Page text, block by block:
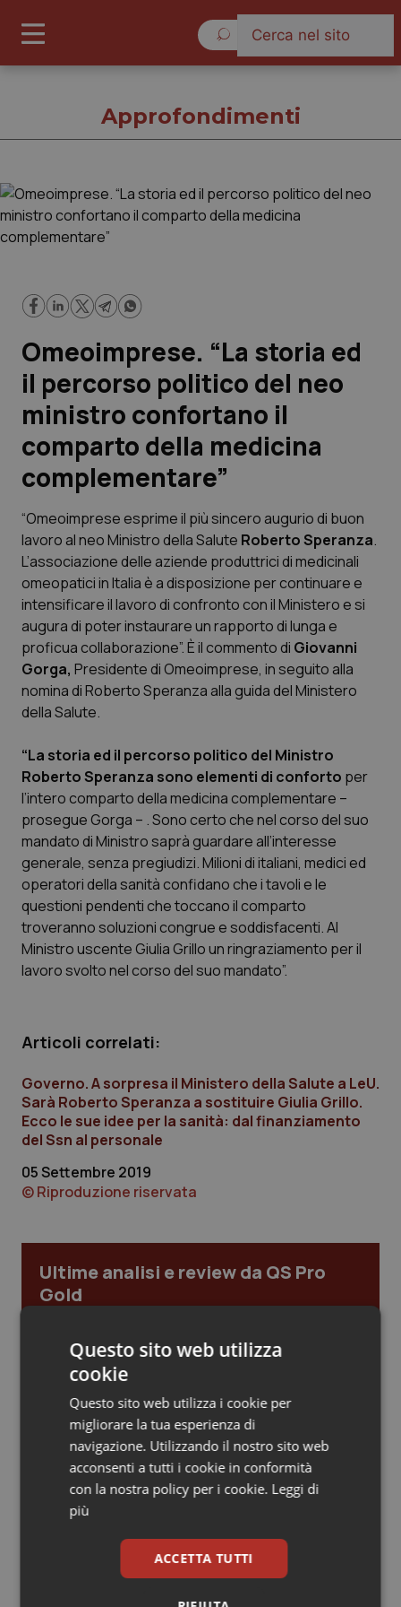
Governo e Parlamento
Regioni e Asl
Lavoro e Professioni
Scienza e Farmaci
Studi e Analisi
Lettere al direttore
Edizioni Regionali
QS Pro
Professionisti Sanitari.AI
Abruzzo
Basilicata
Calabria
Campania
Emilia-Romagna
Friuli Venezia Giulia
Liguria
Lombardia
Marche
Molise
Provincia Autonoma di Bolzano
Puglia
Sardegna
Sicilia
Toscana
QS Pro Gold
Artrite & artrosi
Asma & BPCO
Car-T
Colesterolo & coronaropatie
Dermatite Atopica
Disturbi dell’umore
Dolore
Donna & Salute
Epatiti
Infezioni & Febbre
Malattie rare
Malattia di Crohn & Rettocolite Ulcerosa
Neuroscienze & patologie neurodegenerative
Obesità
QS Club Newsletter
Approfondimenti
Omeoimprese. “La storia ed
il percorso politico del neo
ministro confortano il
comparto della medicina
complementare”
“Omeoimprese esprime il più sincero augurio di buon
lavoro al neo Ministro della Salute Roberto Speranza.
L’associazione delle aziende produttrici di medicinali
omeopatici in Italia è a disposizione per continuare e
intensificare il lavoro di confronto con il Ministero e si
augura di poter instaurare un rapporto di lunga e
proficua collaborazione”. È il commento di Giovanni
Gorga, Presidente di Omeoimprese, in seguito alla
nomina di Roberto Speranza alla guida del Ministero
della Salute.
“La storia ed il percorso politico del Ministro
Roberto Speranza sono elementi di conforto per
l’intero comparto della medicina complementare –
prosegue Gorga – . Sono certo che nel corso del suo
mandato di Ministro saprà guardare all’interesse
generale, senza pregiudizi. Milioni di italiani, medici ed
operatori della sanità confidano che i tavoli e le
questioni pendenti che toccano il comparto
troveranno soluzioni congrue e soddisfacenti. Al
Ministro uscente Giulia Grillo un ringraziamento per il
lavoro svolto nel corso del suo mandato”.
Articoli correlati:
Governo. A sorpresa il Ministero della Salute a LeU.
Sarà Roberto Speranza a sostituire Giulia Grillo.
Ecco le sue idee per la sanità: dal finanziamento
del Ssn al personale
05 Settembre 2019
© Riproduzione riservata
Ultime analisi e review da QS Pro
Gold
Cloud sanitario: infrastrutture,
compliance, GDPR e Risk management
Gestione dell'Ipertensione resistente:
dalle Linee Guida alle terapie innovative
Leadership Medica 2026: guidare team
Questo sito web utilizza
cookie
Questo sito web utilizza i cookie per
migliorare la tua esperienza di
navigazione. Utilizzando il nostro sito web
acconsenti a tutti i cookie in conformità
con la nostra policy per i cookie. Leggi di
più
ACCETTA TUTTI